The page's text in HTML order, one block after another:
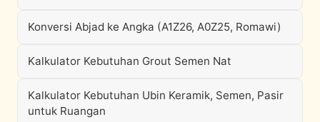
Konversi Abjad ke Angka (A1Z26, A0Z25, Romawi)
Kalkulator Kebutuhan Grout Semen Nat
Kalkulator Kebutuhan Ubin Keramik, Semen, Pasir
untuk Ruangan